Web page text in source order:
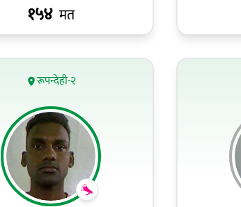
१५४ मत
रूपन्देही-२